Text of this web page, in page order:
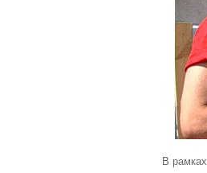
В рамках